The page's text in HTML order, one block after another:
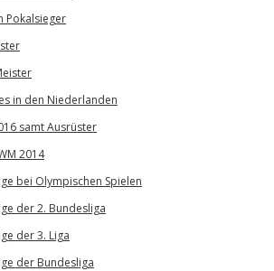
Pokalsieger
in den Niederlanden
samt Ausrüster
2014
bei Olympischen Spielen
der 2. Bundesliga
der 3. Liga
der Bundesliga